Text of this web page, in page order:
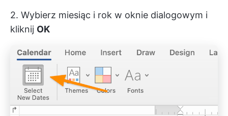
2. Wybierz miesiąc i rok w oknie dialogowym i
kliknij OK